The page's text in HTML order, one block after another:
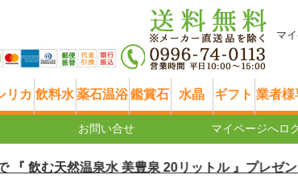
マ
リカ 飲料水薬石温浴鑑賞石 水晶 ギフト 業者様
お問い合せ マイページへロ
然温泉水 美豊泉 20リットル 』プレゼント 【8/9